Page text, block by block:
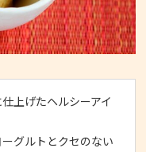
上げたヘルシーアイ
グルトとクセのない